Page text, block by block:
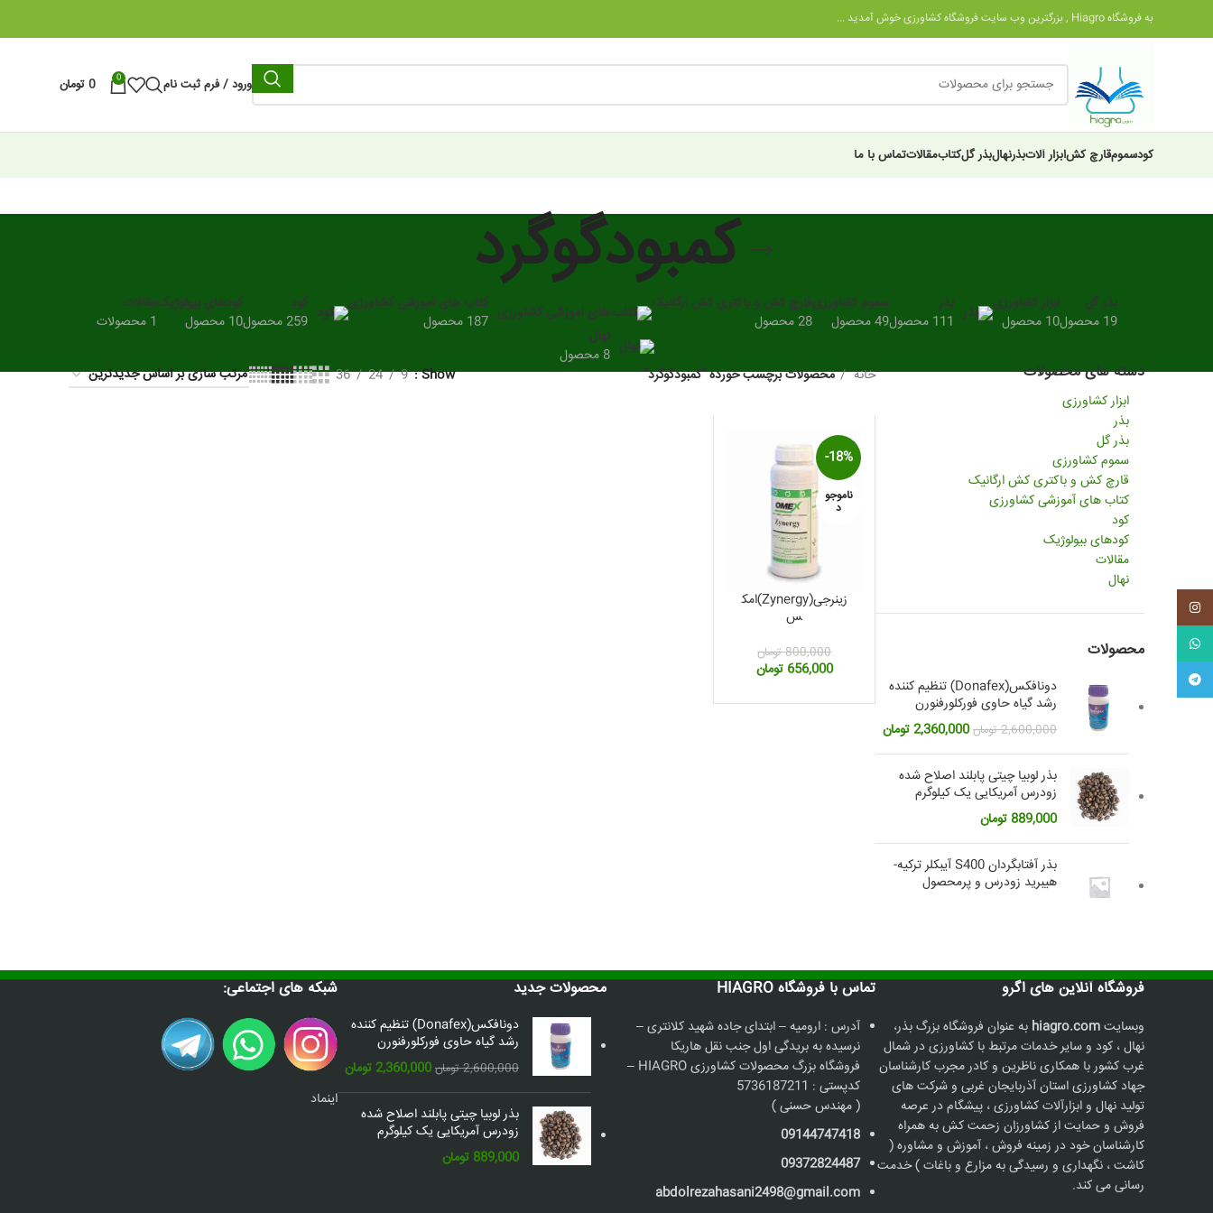
به فروشگاه Hiagro , بزرگترین وب سایت فروشگاه کشاورزی خوش آمدید ...
ورود / فرم ثبت نام 0
0 تومان
کودسمومقارچ کشابزار آلاتبذرنهالبذر گلکتابمقالاتتماس با ما
کمبودگوگرد
بذر گل
19 محصول
ابزار کشاورزی
10 محصول
بذر
111 محصول
سموم کشاورزی
49 محصول
قارچ کش و باکتری کش ارگانیک
28 محصول
کتاب های آموزشی کشاورزی
187 محصول
کود
259 محصول
کودهای بیولوژیک
10 محصول
مقالات
1 محصولات
نهال
8 محصول
دسته های محصولات
ابزار کشاورزی
بذر
بذر گل
سموم کشاورزی
قارچ کش و باکتری کش ارگانیک
کتاب های آموزشی کشاورزی
کود
کودهای بیولوژیک
مقالات
نهال
محصولات
دونافکس(Donafex) تنظیم کننده
رشد گیاه حاوی فورکلورفنورن
2,600,000 تومانقیمت
اصلی:
2,600,000 تومان
بود.
2,360,000تومانقیمت
فعلی:
بذر لوبیا چیتی پابلند اصلاح شده
زودرس آمریکایی یک کیلوگرم
889,000تومان
بذر آفتابگردان S400 آیبکلر ترکیه-
هیبرید زودرس و پرمحصول
خانه محصولات برچسب خورده “کمبودگوگرد” Show
9
24
36
-18%
ناموجو
د
زینرجی(Zynergy)امک
س
800,000 تومان
قیمت
800,000 تومان
656,000 تومانقیمت
656,000 تومان.
فروشگاه آنلاین های اگرو
وبسایتhiagro.com به عنوان فروشگاه بزرگ بذر،
نهال ، کود و سایر خدمات مرتبط با کشاورزی در شمال
غرب کشور با همکاری ناظرین و کادر مجرب کارشناسان
جهاد کشاورزی استان آذربایجان غربی و شرکت های
تولید نهال و ابزارآلات کشاورزی ، پیشگام در عرصه
فروش و حمایت از کشاورزان زحمت کش به همراه
کارشناسان خود در زمینه فروش ، آموزش و مشاوره (
کاشت ، نگهداری و رسیدگی به مزارع و باغات ) خدمت
رسانی می کند.
تماس با فروشگاه HIAGRO
آدرس : ارومیه – ابتدای جاده شهید کلانتری –
نرسیده به بریدگی اول جنب نقل هاریکا
فروشگاه بزرگ محصولات کشاورزی HIAGRO –
کدپستی : 5736187211
( مهندس حسنی )
09144747418
09372824487
abdolrezahasani2498@gmail.com
محصولات جدید
دونافکس(Donafex) تنظیم کننده
رشد گیاه حاوی فورکلورفنورن
2,600,000 تومان قیمت
اصلی:
2,600,000 تومان
بود.
2,360,000 تومانقیمت
فعلی:
2,360,000 تومان.
بذر لوبیا چیتی پابلند اصلاح شده
زودرس آمریکایی یک کیلوگرم
889,000 تومان
شبکه های اجتماعی:
اینماد
واتس آپ